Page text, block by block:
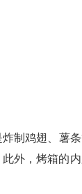
制鸡翅、薯
外，烤箱的